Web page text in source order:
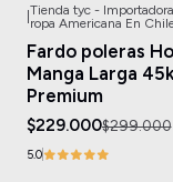
-23%OFF
Tienda tyc -
ropa Americana En
Fardo poleras
Manga Larga
Premium
$229.000$299.000
5.0